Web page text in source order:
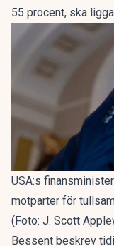
55 procent, ska
USA:s
motparter för
(Foto: J. Scott
Bessent beskrev